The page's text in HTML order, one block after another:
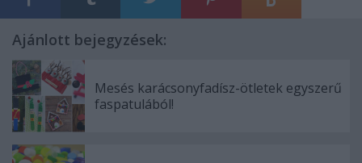
Ajánlott bejegyzések:
Mesés karácsonyfadísz-ötletek egyszerű
faspatulából!